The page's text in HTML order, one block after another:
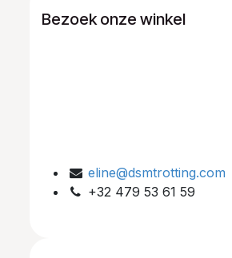
Bezoek onze winkel
eline@dsmtrotting.com
+32 479 53 61 59